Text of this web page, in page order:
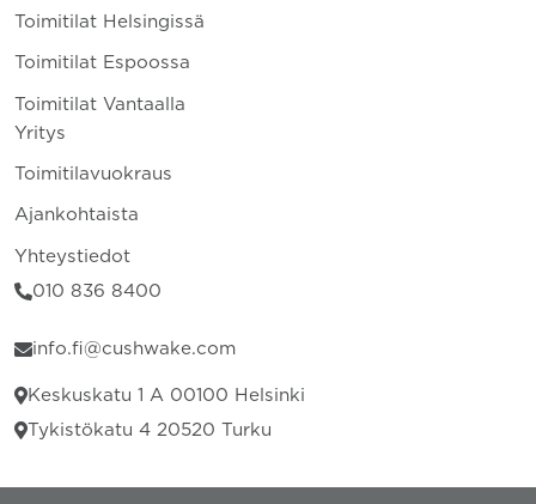
Toimitilat Helsingissä
Toimitilat Espoossa
Toimitilat Vantaalla
Yritys
Toimitilavuokraus
Ajankohtaista
Yhteystiedot
010 836 8400
info.fi@cushwake.com
Keskuskatu 1 A 00100 Helsinki
Tykistökatu 4 20520 Turku